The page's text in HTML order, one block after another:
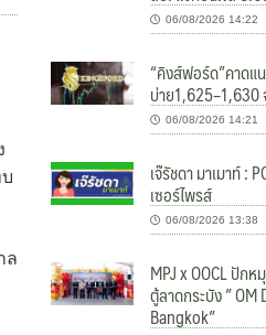
ล
06/08/2026 14:22
“คิงส์ฟอร์ด”คาดแ
บ่าย1,625–1,630
06/08/2026 14:21
เจ๊รัชดา มาเมาท์ :
เซอร์ไพรส์
06/08/2026 13:38
MPJ x OOCL ปัก
ตู้ลาดกระบัง ” OM
Bangkok”